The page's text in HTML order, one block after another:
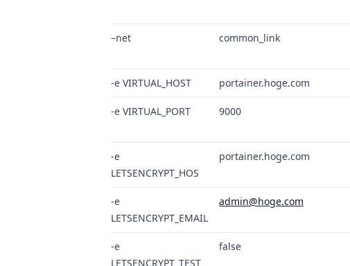
–net common_link
-e VIRTUAL_HOST portainer.hoge.com
-e VIRTUAL_PORT 9000
-e
LETSENCRYPT_HOS
portainer.hoge.com
-e
LETSENCRYPT_EMAIL
admin@hoge.com
-e
LETSENCRYPT_TEST
false